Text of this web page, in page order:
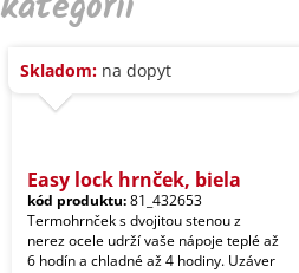
Skladom: na dopyt
Easy lock hrnček, biela
kód produktu:81_432653
Termohrnček s dvojitou stenou z
nerez ocele udrží vaše nápoje teplé až
6 hodín a chladné až 4 hodiny. Uzáver